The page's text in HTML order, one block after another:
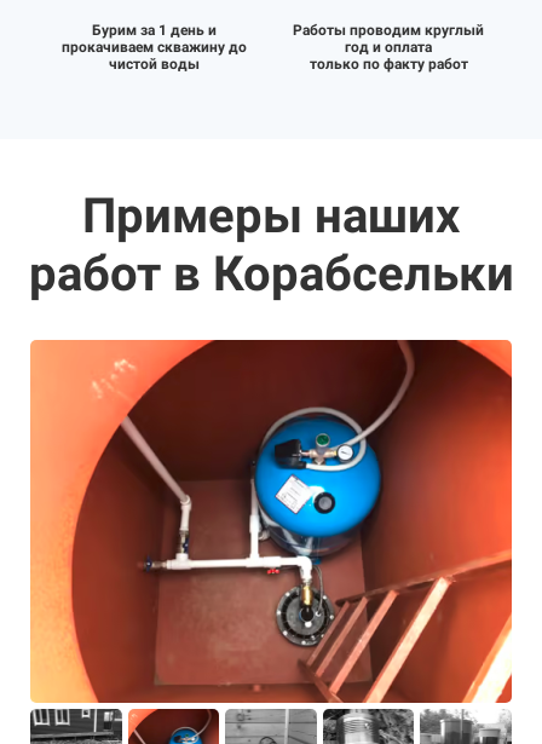
Бурим за 1 день и
прокачиваем скважину до
чистой воды
Работы проводим круглый
год и оплата
только по факту работ
Примеры наших
работ в Корабсельки